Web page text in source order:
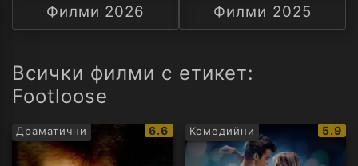
А
Филми 2026
Филми 2025
Всички филми с етикет:
Footloose
Драматични
IMDb
рейтинг:
6.6 Комедийни
IMDb
5.9